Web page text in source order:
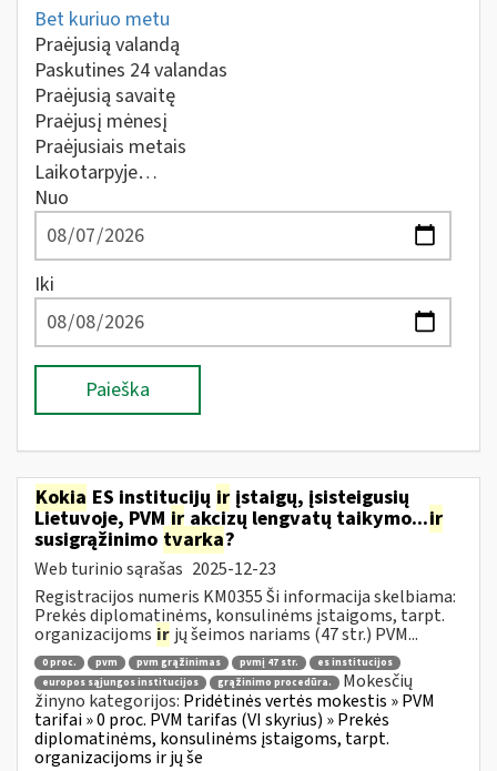
Bet kuriuo metu
Praėjusią valandą
Paskutines 24 valandas
Praėjusią savaitę
Praėjusį mėnesį
Praėjusiais metais
Laikotarpyje…
Nuo
Iki
Paieška
Kokia ES institucijų ir įstaigų, įsisteigusių
Lietuvoje, PVM ir akcizų lengvatų taikymo...ir
susigrąžinimo tvarka?
Web turinio sąrašas 2025-12-23
Registracijos numeris KM0355 Ši informacija skelbiama:
Prekės diplomatinėms, konsulinėms įstaigoms, tarpt.
organizacijoms ir jų šeimos nariams (47 str.) PVM...
0 proc. pvm pvm grąžinimas pvmį 47 str.
es institucijos
europos sąjungos institucijos
grąžinimo procedūra.
Mokesčių
žinyno kategorijos: Pridėtinės vertės mokestis » PVM
tarifai » 0 proc. PVM tarifas (VI skyrius) » Prekės
diplomatinėms, konsulinėms įstaigoms, tarpt.
organizacijoms ir jų še